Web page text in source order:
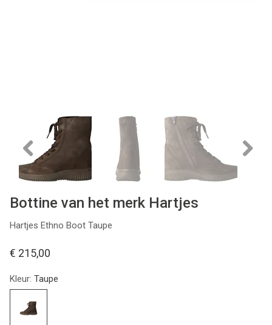
Previous
Bottine van het merk Hartjes
Hartjes Ethno Boot Taupe
€ 215,00
Kleur: Taupe